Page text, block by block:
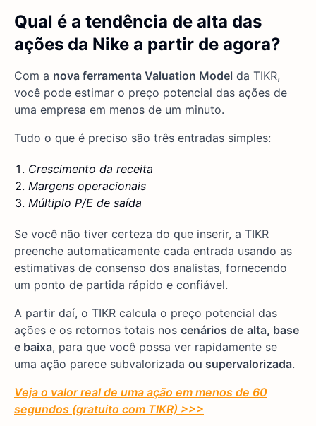
Qual é a tendência de alta das
ações da Nike a partir de agora?
Com a nova ferramenta Valuation Model da TIKR,
você pode estimar o preço potencial das ações de
uma empresa em menos de um minuto.
Tudo o que é preciso são três entradas simples:
Crescimento da receita
Margens operacionais
Múltiplo P/E de saída
Se você não tiver certeza do que inserir, a TIKR
preenche automaticamente cada entrada usando as
estimativas de consenso dos analistas, fornecendo
um ponto de partida rápido e confiável.
A partir daí, o TIKR calcula o preço potencial das
ações e os retornos totais nos cenários de alta, base
e baixa, para que você possa ver rapidamente se
uma ação parece subvalorizada ou supervalorizada.
Veja o valor real de uma ação em menos de 60
segundos (gratuito com TIKR) >>>